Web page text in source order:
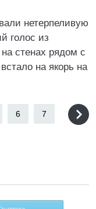
нетерпеливую
голос из
стенах рядом с
на якорь на
6 7